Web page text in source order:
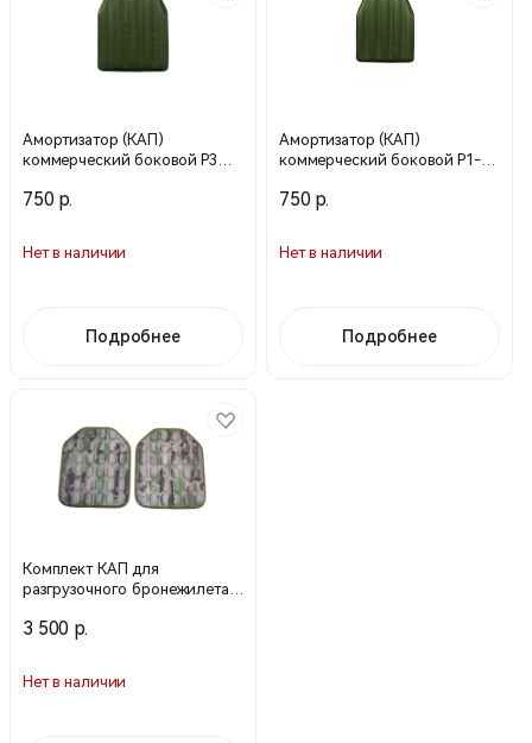
Амортизатор (КАП)
коммерческий боковой Р3
750 р.
Нет в наличии
Подробнее
Амортизатор (КАП)
коммерческий боковой Р1-2
750 р.
Нет в наличии
Подробнее
Комплект КАП для
разгрузочного бронежилета
3 500 р.
Нет в наличии